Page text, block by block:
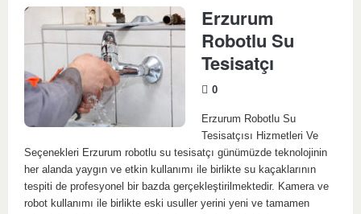
Erzurum
Robotlu Su
Tesisatçı
0
Erzurum Robotlu Su
Tesisatçısı Hizmetleri Ve
Seçenekleri Erzurum robotlu su tesisatçı günümüzde teknolojinin
her alanda yaygın ve etkin kullanımı ile birlikte su kaçaklarının
tespiti de profesyonel bir bazda gerçekleştirilmektedir. Kamera ve
robot kullanımı ile birlikte eski usuller yerini yeni ve tamamen